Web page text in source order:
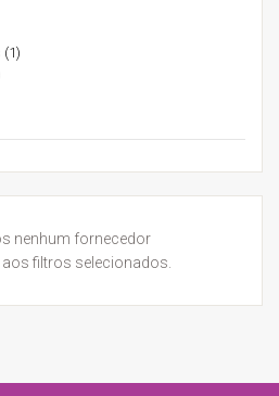
(1)
nenhum fornecedor
filtros selecionados.